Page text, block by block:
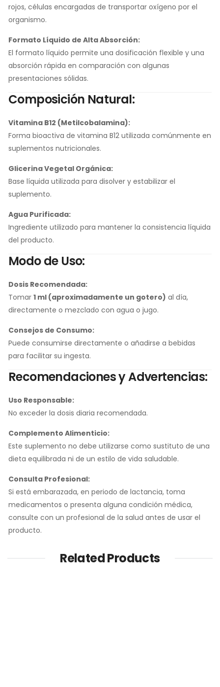
rojos, células encargadas de transportar oxígeno por el
organismo.
Formato Líquido de Alta Absorción:
El formato líquido permite una dosificación flexible y una
absorción rápida en comparación con algunas
presentaciones sólidas.
Composición Natural:
Vitamina B12 (Metilcobalamina):
Forma bioactiva de vitamina B12 utilizada comúnmente en
suplementos nutricionales.
Glicerina Vegetal Orgánica:
Base líquida utilizada para disolver y estabilizar el
suplemento.
Agua Purificada:
Ingrediente utilizado para mantener la consistencia líquida
del producto.
Modo de Uso:
Dosis Recomendada:
Tomar 1 ml (aproximadamente un gotero) al día,
directamente o mezclado con agua o jugo.
Consejos de Consumo:
Puede consumirse directamente o añadirse a bebidas
para facilitar su ingesta.
Recomendaciones y Advertencias:
Uso Responsable:
No exceder la dosis diaria recomendada.
Complemento Alimenticio:
Este suplemento no debe utilizarse como sustituto de una
dieta equilibrada ni de un estilo de vida saludable.
Consulta Profesional:
Si está embarazada, en periodo de lactancia, toma
medicamentos o presenta alguna condición médica,
consulte con un profesional de la salud antes de usar el
producto.
Related Products